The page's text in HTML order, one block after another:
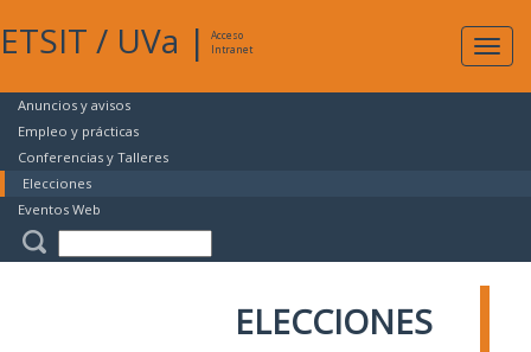
ETSIT / UVa |
Acceso
Intranet
Anuncios y avisos
Empleo y prácticas
Conferencias y Talleres
Elecciones
Eventos Web
ELECCIONES